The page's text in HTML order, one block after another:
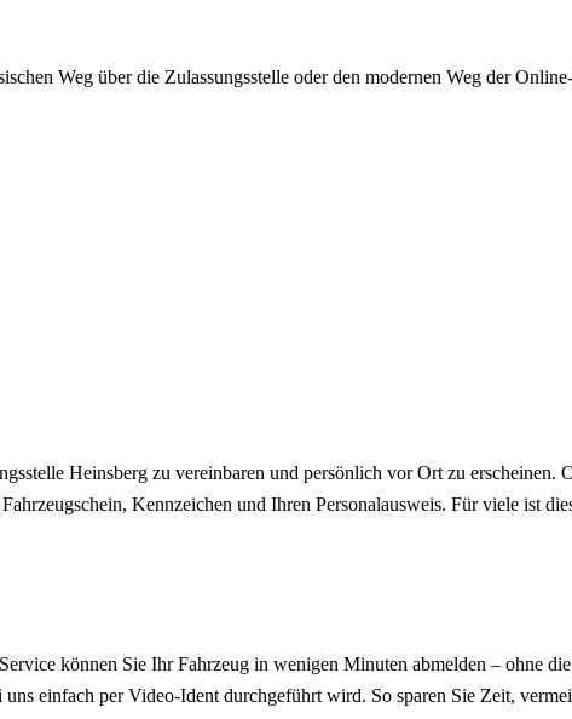
Weg über die Zulassungsstelle oder den modernen Weg der
Heinsberg zu vereinbaren und persönlich vor Ort zu erscheinen.
Kennzeichen und Ihren Personalausweis. Für viele ist
können Sie Ihr Fahrzeug in wenigen Minuten abmelden – ohne
einfach per Video-Ident durchgeführt wird. So sparen Sie Zeit,